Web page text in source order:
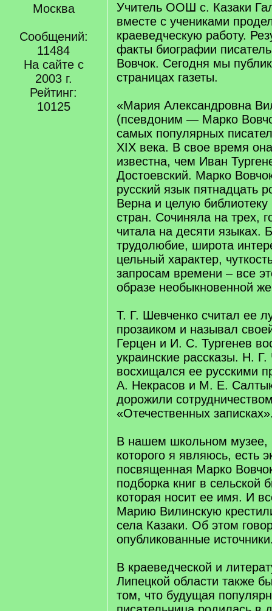
Москва
Сообщений:
11484
На сайте с
2003 г.
Рейтинг:
10125
Учитель ООШ с. Казаки
вместе с учениками
краеведческую работу.
факты биографии
Вовчок. Сегодня мы
страницах газеты.
«Мария Александровна
(псевдоним — Марко
самых популярных
XIX века. В свое время
известна, чем Иван
Достоевский. Марко
русский язык пятнадцать
Верна и целую библиотеку
стран. Сочиняла на трех,
читала на десяти языках.
трудолюбие, широта
цельный характер,
запросам времени – все
образе необыкновенной
Т. Г. Шевченко считал ее
прозаиком и называл
Герцен и И. С. Тургенев
украинские рассказы. Н.
восхищался ее русскими
А. Некрасов и М. Е.
дорожили
«Отечественных
В нашем школьном музее,
которого я являюсь, есть
посвященная Марко
подборка книг в сельской
которая носит ее имя. И
Марию Вилинскую
села Казаки. Об этом
опубликованные
В краеведческой и
Липецкой области также
том, что будущая